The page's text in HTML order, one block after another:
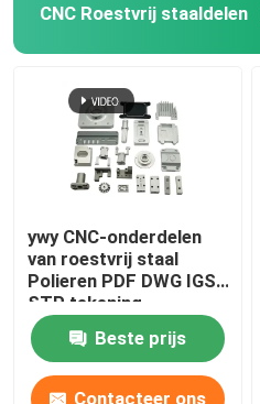
CNC Roestvrij staaldelen
ywy CNC-onderdelen
van roestvrij staal
Polieren PDF DWG IGS
STP tekening
Beste prijs
Contacteer ons